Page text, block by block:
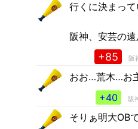
行くに決まって
阪神、安芸の
+85 阪
おお…荒木…お
+40
阪
そりぁ明大OB